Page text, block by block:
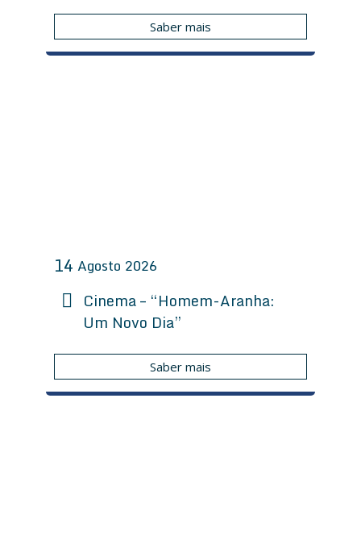
Saber mais
14 Agosto 2026
Cinema – “Homem-Aranha:
Um Novo Dia”
Saber mais